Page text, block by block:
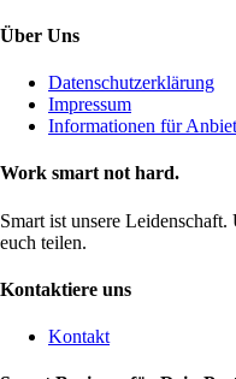
Über Uns
Datenschutzerklärung
Impressum
Informationen für
Work smart not hard.
Smart ist unsere
euch teilen.
Kontaktiere uns
Kontakt